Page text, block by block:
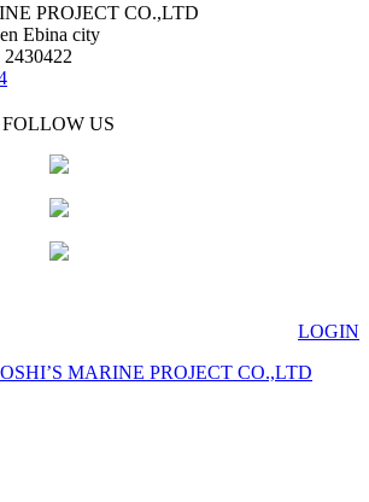
PROJECT CO.,LTD
Ebina city
FOLLOW US
LOGIN
MARINE PROJECT CO.,LTD